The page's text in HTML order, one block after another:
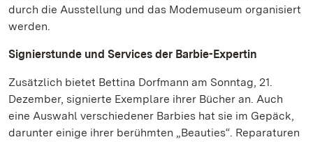
durch die Ausstellung und das Modemuseum organisiert
werden.
Signierstunde und Services der Barbie-Expertin
Zusätzlich bietet Bettina Dorfmann am Sonntag, 21.
Dezember, signierte Exemplare ihrer Bücher an. Auch
eine Auswahl verschiedener Barbies hat sie im Gepäck,
darunter einige ihrer berühmten „Beauties“. Reparaturen